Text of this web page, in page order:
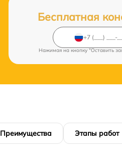
Бесплатная
Нажимая на кнопку "Оставить
Преимущества Этапы работ